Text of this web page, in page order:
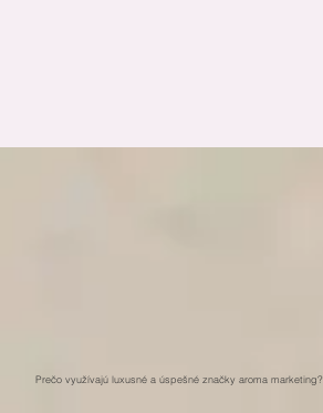
Prečo využívajú luxusné a úspešné značky aroma marketing?